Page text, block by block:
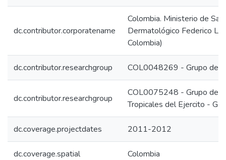
dc.contributor.corporatename
Colombia. Ministerio de
Dermatológico Federico
Colombia)
dc.contributor.researchgroup COL0048269 - Grupo de
dc.contributor.researchgroup
COL0075248 - Grupo de
Tropicales del Ejercito -
dc.coverage.projectdates 2011-2012
dc.coverage.spatial Colombia